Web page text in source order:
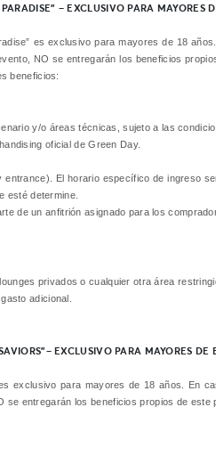
– EXCLUSIVO PARA MAYORES
es exclusivo para mayores de 18
NO se entregarán los beneficios
beneficios:
y/o áreas técnicas, sujeto a las
oficial de Green Day.
entrance). El horario específico de ingreso
esté determine.
de un anfitrión asignado para los
privados o cualquier otra área
adicional.
EXCLUSIVO PARA MAYORES DE
es exclusivo para mayores de 18 años. En
se entregarán los beneficios propios de este